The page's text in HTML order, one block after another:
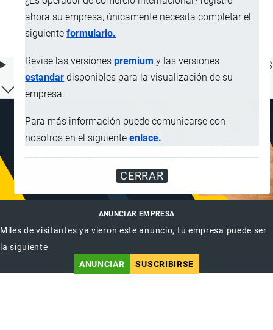
ahora su empresa, únicamente necesita completar el
siguienteformulario.
Revise las versionespremium y las versiones
estandar disponibles para la visualización de su
empresa.
Para más información puede comunicarse con
nosotros en el siguienteenlace.
CERRAR
similares para fregar, lustrar o usos
análogos, de cobre
ÍNDICE DE CONTENIDOS
ANUNCIAR EMPRESA
Miles de visitantes ya vieron este anuncio, tu empresa puede ser
la siguiente
ANUNCIAR
SUSCRIBIRSE